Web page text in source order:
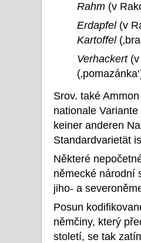
Rahm (v
Erdapfel (v
Kartoffel
Verhackert
Srov. také
nationale
keiner anderen
Standardvarietät
Některé
německé národní
jiho- a
Posun
němčiny, který
století, se tak